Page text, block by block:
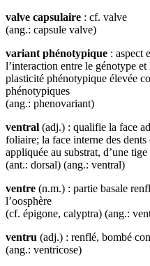
valve capsulaire : cf. valve
(ang.: capsule valve)
variant phénotypique : aspect
l’interaction entre le génotype
plasticité phénotypique élevée
phénotypiques
(ang.: phenovariant)
ventral (adj.) : qualifie la face
foliaire; la face interne des
appliquée au substrat, d’une
(ant.: dorsal) (ang.: ventral)
ventre (n.m.) : partie basale
l’oosphère
(cf. épigone, calyptra) (ang.:
ventru (adj.) : renflé, bombé
(ang.: ventricose)